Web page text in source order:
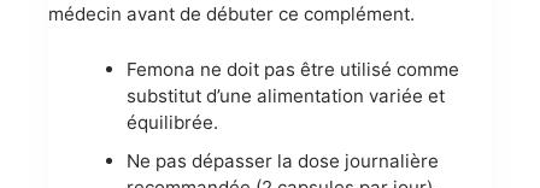
médecin avant de débuter ce complément.
Femona ne doit pas être utilisé comme
substitut d’une alimentation variée et
équilibrée.
Ne pas dépasser la dose journalière